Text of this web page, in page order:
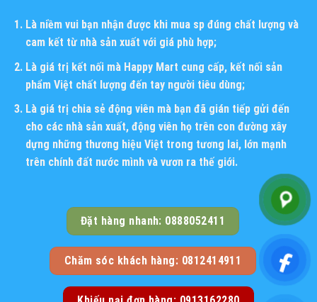
Là niềm vui bạn nhận được khi mua sp đúng chất lượng và
cam kết từ nhà sản xuất với giá phù hợp;
Là giá trị kết nối mà Happy Mart cung cấp, kết nối sản
phẩm Việt chất lượng đến tay người tiêu dùng;
Là giá trị chia sẻ động viên mà bạn đã gián tiếp gửi đến
cho các nhà sản xuất, động viên họ trên con đường xây
dựng những thương hiệu Việt trong tương lai, lớn mạnh
trên chính đất nước mình và vươn ra thế giới.
Đặt hàng nhanh: 0888052411
Chăm sóc khách hàng: 0812414911